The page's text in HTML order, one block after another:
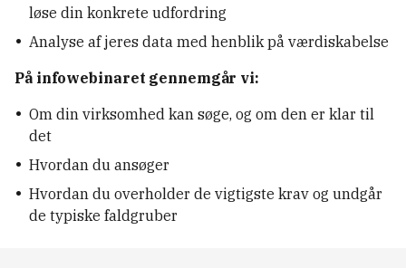
løse din konkrete udfordring
Analyse af jeres data med henblik på værdiskabelse
På infowebinaret gennemgår vi:
Om din virksomhed kan søge, og om den er klar til
det
Hvordan du ansøger
Hvordan du overholder de vigtigste krav og undgår
de typiske faldgruber